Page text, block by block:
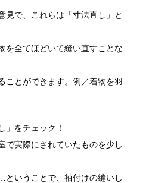
見で、これらは「寸法直し」と
を全てほどいて縫い直すことな
ことができます。例／着物を羽
」をチェック！
実際にされていたものを少し
いうことで、袖付けの縫いし